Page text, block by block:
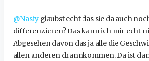
@Nastyglaubst echt das sie da auch
differenzieren? Das kann ich mir echt
Abgesehen davon das ja alle die
allen anderen drannkommen. Da ist